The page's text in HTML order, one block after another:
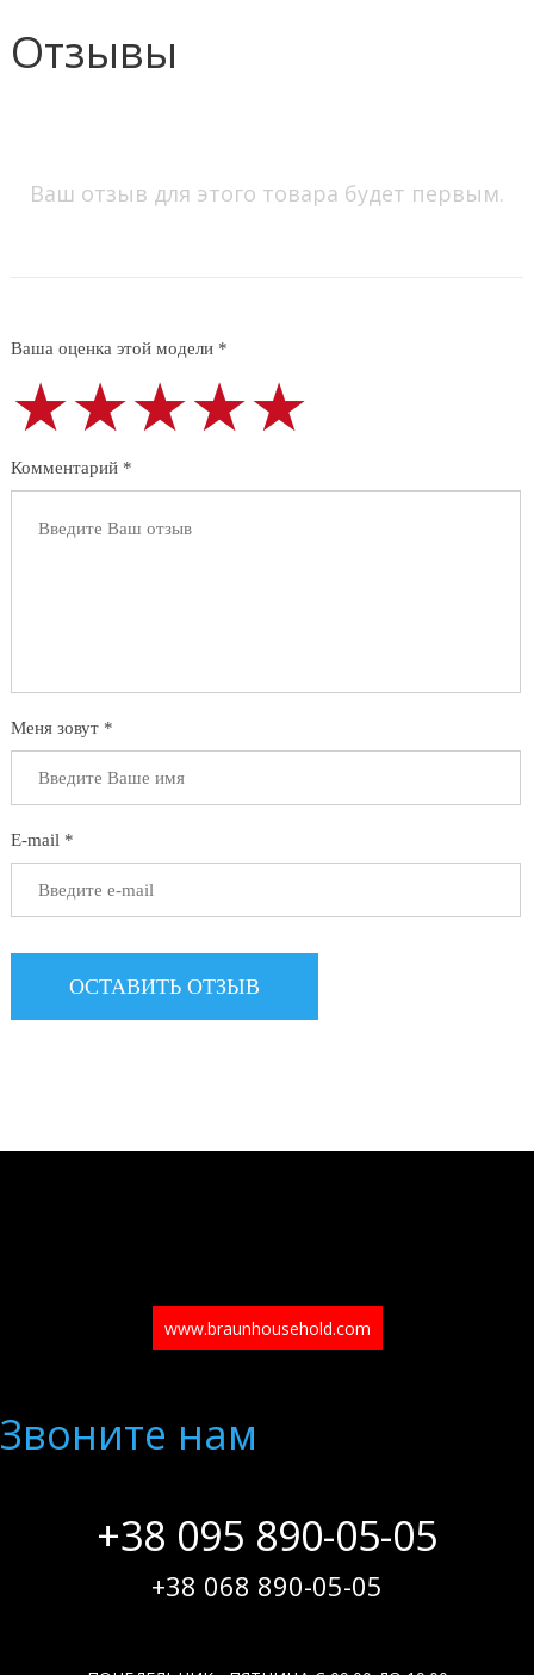
Отзывы
Ваш отзыв для этого товара будет первым.
Ваша оценка этой модели *
★★★★★
★★★★★
★★★★★
Комментарий *
Меня зовут *
E-mail *
www.braunhousehold.com
Звоните нам
+38 095 890-05-05
+38 068 890-05-05